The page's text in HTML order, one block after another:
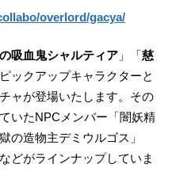
overlord/gacya/
吸血鬼シャルティア 」「慈
ックアップキャラクターと
ャが登場いたします。その
いたNPCメンバー「闇妖精
の造物主デミウルゴス」
どがラインナップしていま